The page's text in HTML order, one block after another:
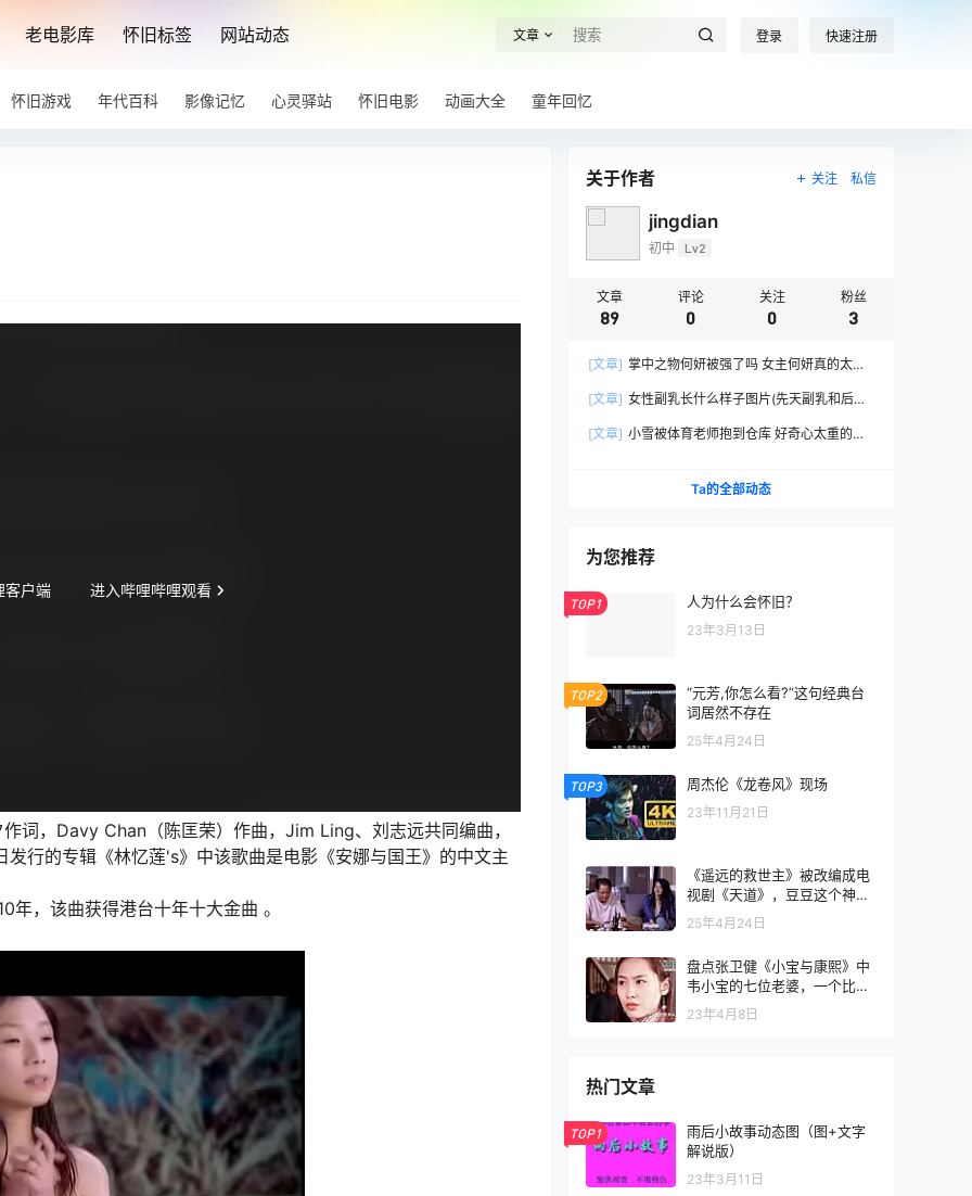
老电影库 怀旧标签 网站动态 文章 登录 快速注册
怀旧游戏 年代百科 影像记忆 心灵驿站 怀旧电影 动画大全 童年回忆
词，Davy Chan（陈匡荣）作曲，Jim Ling、刘志远共同编曲，
行的专辑《林忆莲's》中该歌曲是电影《安娜与国王》的中文主
，该曲获得港台十年十大金曲 。
关于作者 关注 私信
jingdian
初中 Lv2
文章
89
评论
0
关注
0
粉丝
3
[文章] 掌中之物何妍被强了吗 女主何妍真的太惨
[文章] 女性副乳长什么样子图片(先天副乳和后天
[文章] 小雪被体育老师抱到仓库 好奇心太重的我
Ta的全部动态
为您推荐
TOP1 人为什么会怀旧？
23年3月13日
TOP2
“元芳,你怎么看?”这句经典台
词居然不存在
25年4月24日
TOP3 周杰伦《龙卷风》现场
23年11月21日
《遥远的救世主》被改编成电
视剧《天道》，豆豆这个神秘
的中国女作家
25年4月24日
盘点张卫健《小宝与康熙》中
韦小宝的七位老婆，一个比一
个美! 问你羡慕不羡慕？
23年4月8日
热门文章
TOP1
雨后小故事动态图（图+文字
解说版）
23年3月11日